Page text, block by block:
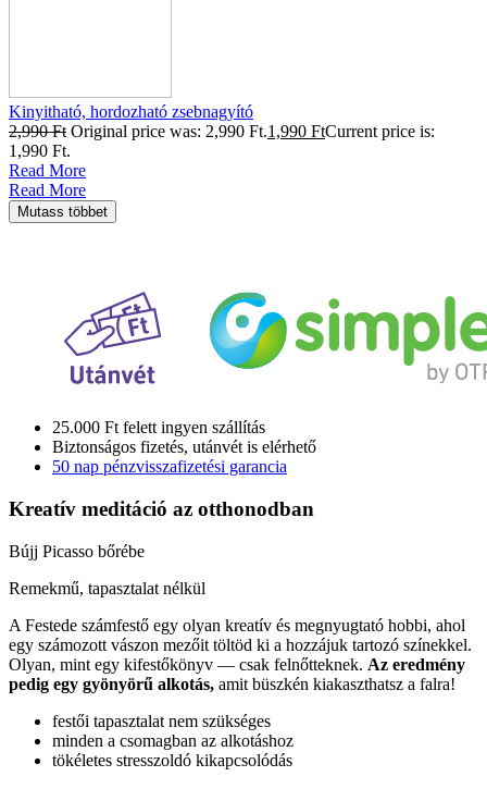
Kinyitható, hordozható zsebnagyító
2,990Ft Original price was: 2,990 Ft.1,990 FtCurrent price is:
1,990 Ft.
Read More
Read More
Mutass többet
25.000 Ft felett ingyen szállítás
Biztonságos fizetés, utánvét is elérhető
50 nap pénzvisszafizetési garancia
Kreatív meditáció az otthonodban
Bújj Picasso bőrébe
Remekmű, tapasztalat nélkül
A Festede számfestő egy olyan kreatív és megnyugtató hobbi, ahol
egy számozott vászon mezőit töltöd ki a hozzájuk tartozó színekkel.
Olyan, mint egy kifestőkönyv — csak felnőtteknek. Az eredmény
pedig egy gyönyörű alkotás, amit büszkén kiakaszthatsz a falra!
festői tapasztalat nem szükséges
minden a csomagban az alkotáshoz
tökéletes stresszoldó kikapcsolódás